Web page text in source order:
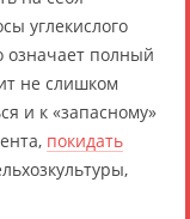
углекислого
означает полный
не слишком
и к «запасному»
покидать